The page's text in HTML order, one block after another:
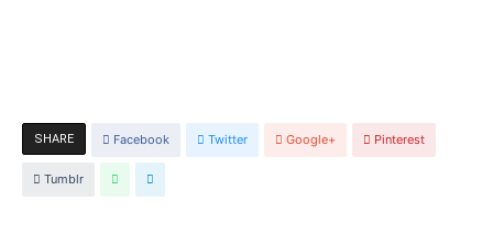
SHARE Facebook Twitter Google+ Pinterest
Tumblr